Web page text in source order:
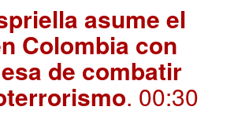
asume el
Colombia con
de combatir
. 00:30